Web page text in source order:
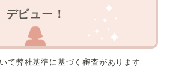
デビュー！
て弊社基準に基づく審査があります